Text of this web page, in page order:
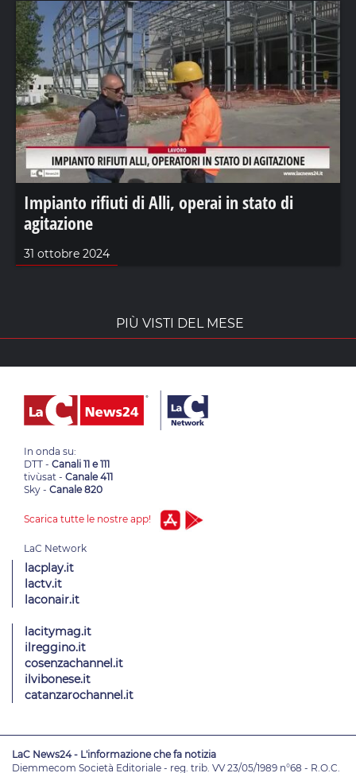
Impianto rifiuti di Alli, operai in stato di
agitazione
31 ottobre 2024
PIÙ VISTI DEL MESE
In onda su:
DTT - Canali 11 e 111
tivùsat - Canale 411
Sky - Canale 820
Scarica tutte le nostre app!
lacplay.it
lactv.it
laconair.it
lacitymag.it
ilreggino.it
cosenzachannel.it
ilvibonese.it
catanzarochannel.it
LaC News24 - L'informazione che fa notizia
Diemmecom Società Editoriale - reg. trib. VV 23/05/1989 n°68 - R.O.C.